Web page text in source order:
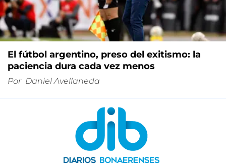
El fútbol argentino, preso del exitismo: la
paciencia dura cada vez menos
Por Daniel Avellaneda